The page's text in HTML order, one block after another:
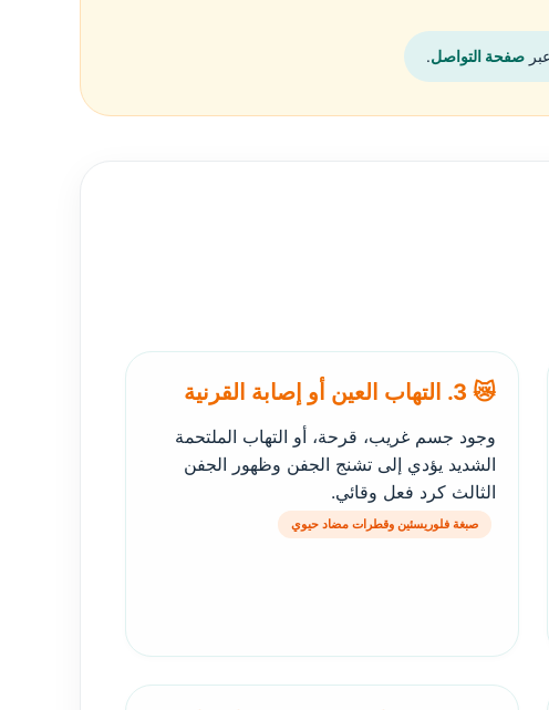
صفحة التواصل.
😿 3. التهاب العين أو إصابة القرنية
وجود جسم غريب، قرحة، أو التهاب الملتحمة
الشديد يؤدي إلى تشنج الجفن وظهور الجفن
الثالث كرد فعل وقائي.
صبغة فلوريسئين وقطرات مضاد حيوي